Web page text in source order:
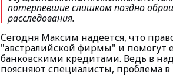
потерпевшие слишком поздно
расследования.
Сегодня Максим надеется, что
"австралийской фирмы" и помогут
банковскими кредитами. Ведь в
поясняют специалисты, проблема в